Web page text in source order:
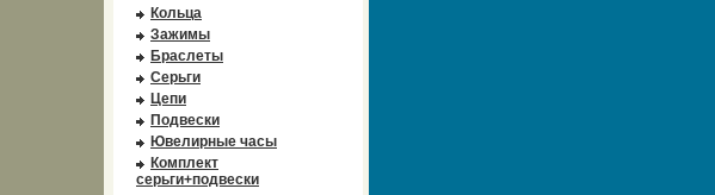
Кольца
Зажимы
Браслеты
Серьги
Цепи
Подвески
Ювелирные часы
Комплект
серьги+подвески